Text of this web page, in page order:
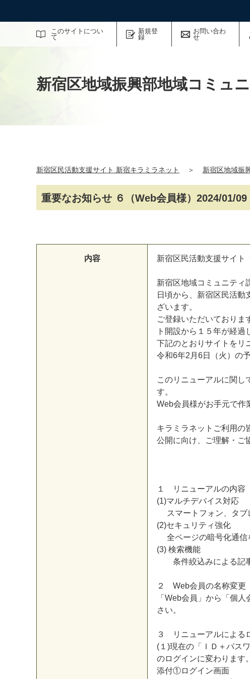
このサイトについ
て
新規登
録
お問い合わ
せ
サイト内検索
新宿区地域振興部地域コミュ
新宿区民活動支援サイト 新宿キラミラネット ＞ 新宿区地域振
重要なお知らせ ６（Web会員様）2024/01/09
内容 新宿区民活動支援サイ ト 「
新宿区地域コ ミ ュ ニテ ィ
日 頃から 新宿区民活動
ざい ま す。
ご登録いただいてお り ま
ト 開設から １ ５ 年が経過
下記のと お り サイ ト を リ
令和6年2 月 6日 （火 ） の予
こ のリ ニ ュ ーアルに関 し
す。
Web会 員様がお手元で作
キラ ミ ラネッ ト ご利 用の
公開に向け ご理解 ・ ご
１ リ ニ ュ ーアルの内容
(1)マルチデバイ ス対応
スマー ト フ ォ ン タブ
(2)セキ ュ リ テ ィ強化
全ページの暗号化通信
(3) 検索機能
条件絞込みに よ る記
２ Web会 員の名称変更
「 Web会 員 」 から 「 個 人
さ い。
３ リ ニ ュ ーアルに よ る
( １ )現在の 「 Ｉ Ｄ ＋パス ワ
のロ グイ ンに変わ り ま す。
添付①ロ グイ ン画面